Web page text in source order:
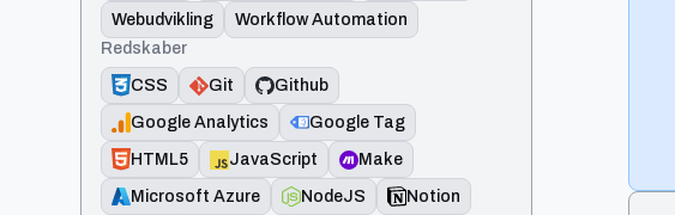
Webudvikling
Workflow Automation
Redskaber
CSS
Git
Github
Google Analytics
Google Tag
HTML5
JavaScript
Make
Microsoft Azure
NodeJS
Notion